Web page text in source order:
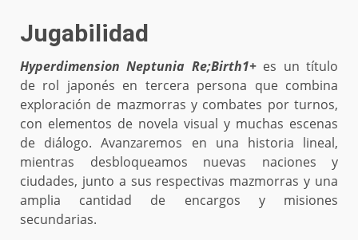
Jugabilidad
Hyperdimension Neptunia Re;Birth1+es un título
de rol japonés en tercera persona que combina
exploración de mazmorras y combates por turnos,
con elementos de novela visual y muchas escenas
de diálogo. Avanzaremos en una historia lineal,
mientras desbloqueamos nuevas naciones y
ciudades, junto a sus respectivas mazmorras y una
amplia cantidad de encargos y misiones
secundarias.